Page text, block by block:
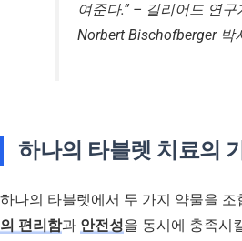
여준다.” – 길리어드 연
Norbert Bischofberger 박
하나의 타블렛 치료의
하나의 타블렛에서 두 가지 약물을
의 편리함과 안전성을 동시에 충족시